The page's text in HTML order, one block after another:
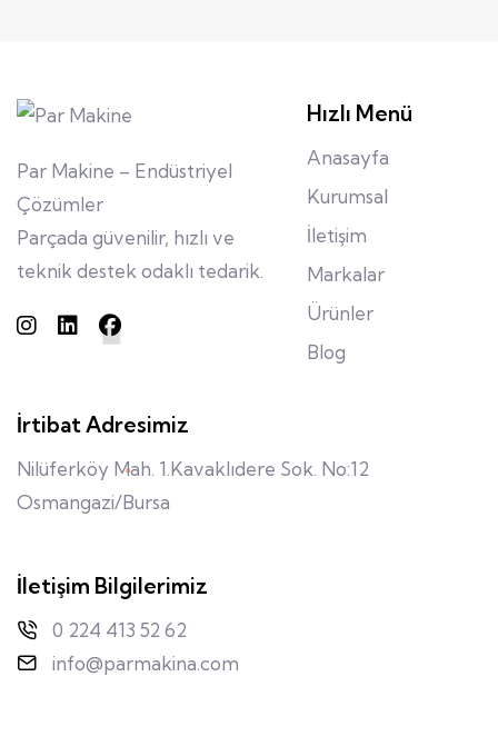
Par Makine – Endüstriyel
Çözümler
Parçada güvenilir, hızlı ve
teknik destek odaklı tedarik.
Hızlı Menü
Anasayfa
Kurumsal
İletişim
Markalar
Ürünler
Blog
İrtibat Adresimiz
Nilüferköy Mah. 1.Kavaklıdere Sok. No:12
Osmangazi/Bursa
İletişim Bilgilerimiz
0 224 413 52 62
info@parmakina.com